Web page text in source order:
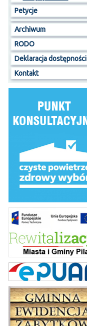
Petycje
Archiwum
RODO
Deklaracja dostępności
Kontakt